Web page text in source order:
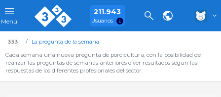
Menú
211.943
Usuarios
333
La pregunta de la semana
Cada semana una nueva pregunta de porcicultura, con la posibilidad de
realizar las preguntas de semanas anteriores o ver resultados según las
respuestas de los diferentes profesionales del sector.